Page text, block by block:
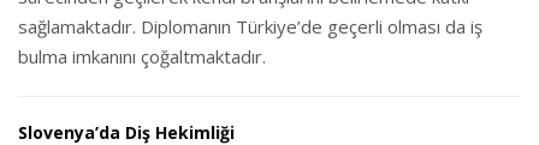
sağlamaktadır. Diplomanın Türkiye’de geçerli olması da iş
bulma imkanını çoğaltmaktadır.
Slovenya’da Diş Hekimliği